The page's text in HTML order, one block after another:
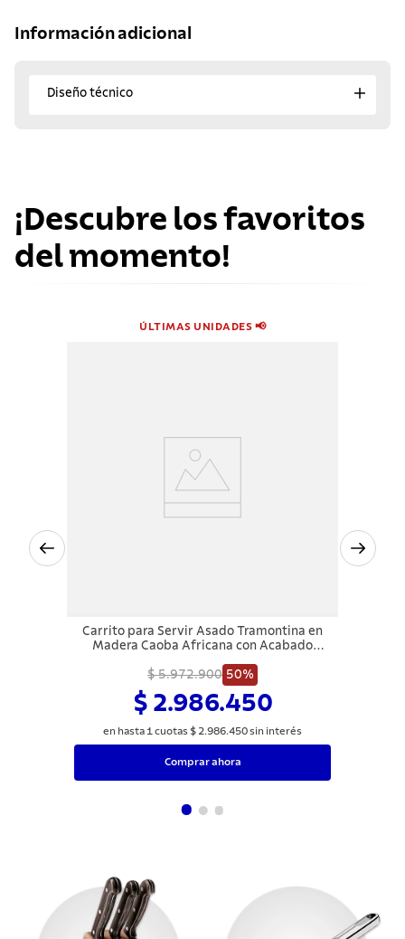
Información adicional
Diseño técnico
¡Descubre los favoritos
del momento!
ÚLTIMAS UNIDADES 📢
Carrito para Servir Asado Tramontina en
Madera Caoba Africana con Acabado
$ 5.972.900 50%
$ 2.986.450
en hasta 1 cuotas $ 2.986.450sin interés
Comprar ahora